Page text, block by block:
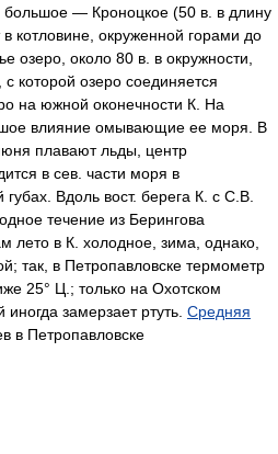
— Кроноцкое (50 в. в длину
котловине, окруженной горами до
озеро, около 80 в. в окружности,
с которой озеро соединяется
на южной оконечности К. На
влияние омывающие ее моря. В
плавают льды, центр
в сев. части моря в
Вдоль вост. берега К. с С.В.
течение из Берингова
лето в К. холодное, зима, однако,
так, в Петропавловске термометр
25° Ц.; только на Охотском
замерзает ртуть. Средняя
в Петропавловске